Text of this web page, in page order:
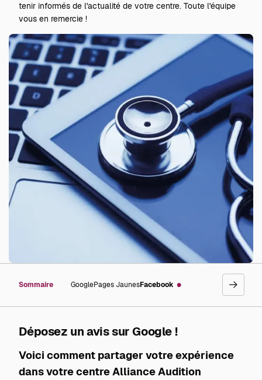
tenir informés de l'actualité de votre centre. Toute l'équipe
vous en remercie !
Sommaire GooglePages JaunesFacebook go
right
Déposez un avis sur Google !
Voici comment partager votre expérience
dans votre centre Alliance Audition